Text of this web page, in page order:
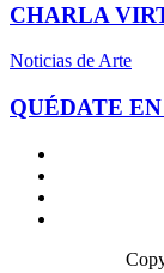
CHARLA
Noticias de Arte
QUÉDATE